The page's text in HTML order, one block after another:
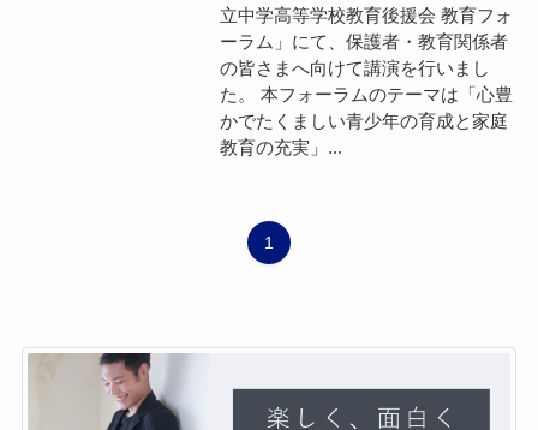
立中学高等学校教育後援会 教育フォ
ーラム」にて、保護者・教育関係者
の皆さまへ向けて講演を行いまし
た。 本フォーラムのテーマは「心豊
かでたくましい青少年の育成と家庭
教育の充実」...
1